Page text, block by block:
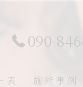
090-
表 施術事例